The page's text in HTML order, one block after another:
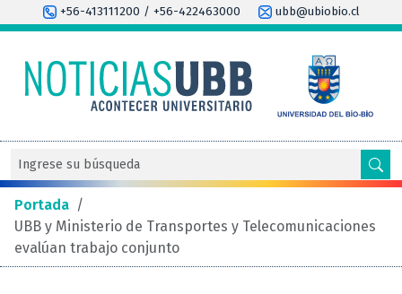
+56-413111200 / +56-422463000 ubb@ubiobio.cl
Portada /
UBB y Ministerio de Transportes y Telecomunicaciones
evalúan trabajo conjunto